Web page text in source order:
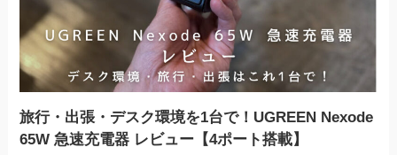
旅行・出張・デスク環境を1台で！UGREEN Nexode
65W 急速充電器 レビュー【4ポート搭載】